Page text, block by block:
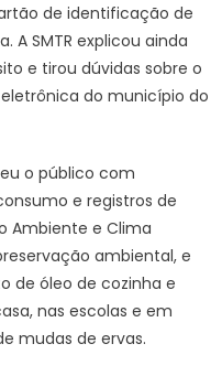
de identificação de
A SMTR explicou ainda
e tirou dúvidas sobre o
do município do
o público com
e registros de
Ambiente e Clima
ambiental, e
de óleo de cozinha e
nas escolas e em
mudas de ervas.